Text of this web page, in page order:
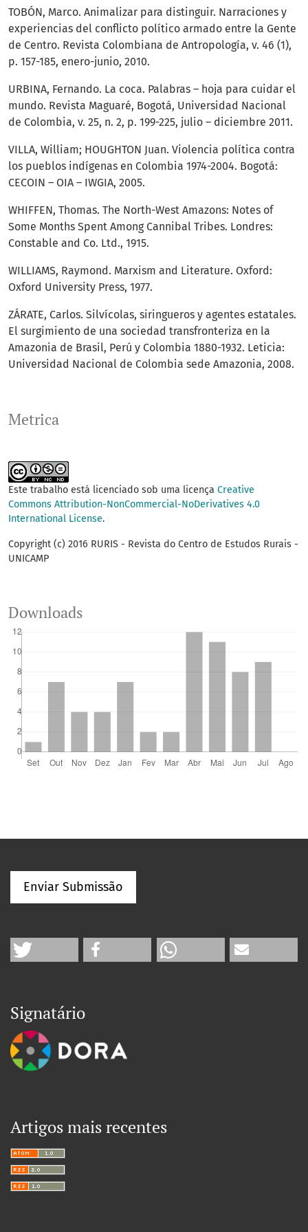
Metrica
TOBÓN, Marco. Animalizar para distinguir. Narraciones y
experiencias del conflicto político armado entre la Gente
de Centro. Revista Colombiana de Antropología, v. 46 (1),
p. 157-185, enero-junio, 2010.
URBINA, Fernando. La coca. Palabras – hoja para cuidar el
mundo. Revista Maguaré, Bogotá, Universidad Nacional
de Colombia, v. 25, n. 2, p. 199-225, julio – diciembre 2011.
VILLA, William; HOUGHTON Juan. Violencia política contra
los pueblos indígenas en Colombia 1974-2004. Bogotá:
CECOIN – OIA – IWGIA, 2005.
WHIFFEN, Thomas. The North-West Amazons: Notes of
Some Months Spent Among Cannibal Tribes. Londres:
Constable and Co. Ltd., 1915.
WILLIAMS, Raymond. Marxism and Literature. Oxford:
Oxford University Press, 1977.
ZÁRATE, Carlos. Silvícolas, siringueros y agentes estatales.
El surgimiento de una sociedad transfronteriza en la
Amazonia de Brasil, Perú y Colombia 1880-1932. Leticia:
Universidad Nacional de Colombia sede Amazonia, 2008.
Este trabalho está licenciado sob uma licença Creative
Commons Attribution-NonCommercial-NoDerivatives 4.0
International License.
Copyright (c) 2016 RURIS - Revista do Centro de Estudos Rurais -
UNICAMP
Downloads
Enviar Submissão
Signatário
Artigos mais recentes